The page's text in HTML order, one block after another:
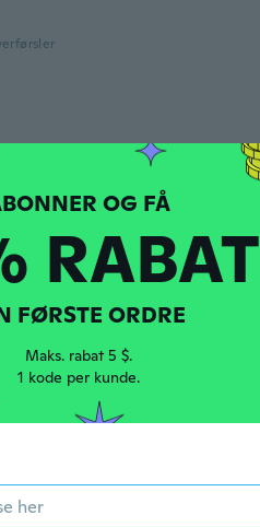
Thank you.
RABAT
FØRSTE ORDRE
Maks. rabat 5 $.
1 kode per kunde.